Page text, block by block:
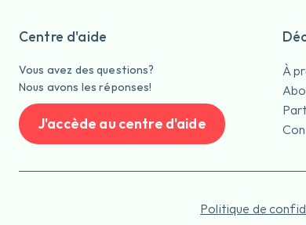
Centre d'aide
Vous avez des questions?
Nous avons les réponses!
J'accède au centre d'aide
À
Politique de